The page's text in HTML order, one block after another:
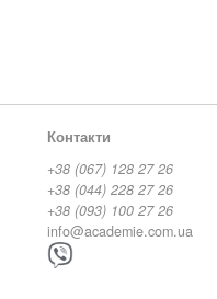
Контакти
+38 (067) 128 27 26
+38 (044) 228 27 26
+38 (093) 100 27 26
info@academie.com.ua